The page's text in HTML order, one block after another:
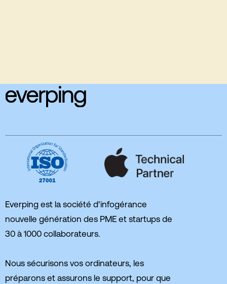
Everping est la société d'infogérance
nouvelle génération des PME et startups de
30 à 1000 collaborateurs.
Nous sécurisons vos ordinateurs, les
préparons et assurons le support, pour que